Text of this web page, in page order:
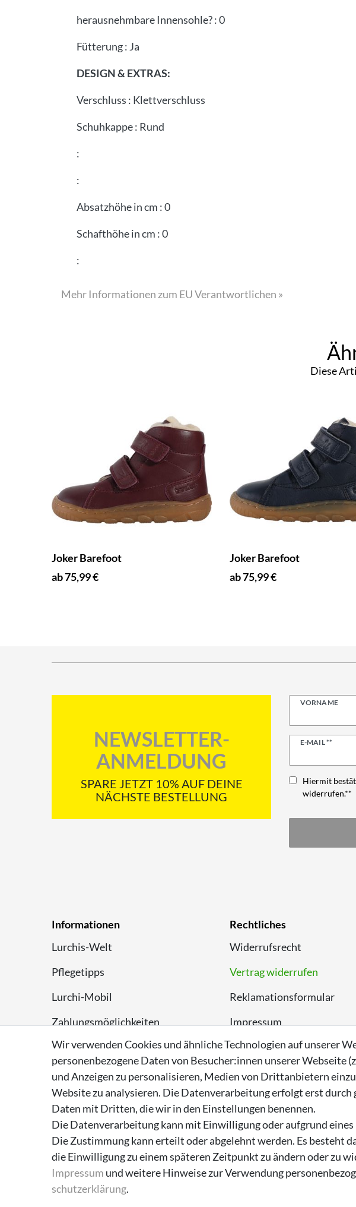
herausnehmbare Innensohle?:0
Fütterung: Ja
DESIGN & EXTRAS:
Verschluss : Klettverschluss
Schuhkappe: Rund
:
:
Absatzhöhe in cm :0
Schafthöhe in cm :0
:
Mehr Informationen zum EU Verantwortlichen »
Diese
Joker Barefoot
ab 75,99 €
Joker Barefoot
ab 75,99 €
NEWSLETTER-
ANMELDUNG
SPARE JETZT 10% AUF DEINE
NÄCHSTE BESTELLUNG
VORNAME
E-MAIL **
Newsletter
Hiermit
widerrufen.**
Informationen
Lurchis-Welt
Pflegetipps
Lurchi-Mobil
Zahlungsmöglichkeiten
Versand
Rückversand
Entsorgungshinweise
Über Supremo Shoes
Rechtliches
Widerrufsrecht
Vertrag widerrufen
Reklamationsformular
Impressum
Datenschutzerklärung
Wir verwenden Cookies und ähnliche Technologien auf unserer
personenbezogene Daten von Besucher:innen unserer Webseite
und Anzeigen zu personalisieren, Medien von Drittanbietern
Website zu analysieren. Die Datenverarbeitung erfolgt erst durch
Daten mit Dritten, die wir in den Einstellungen benennen.
Die Datenverarbeitung kann mit Einwilligung oder aufgrund
Die Zustimmung kann erteilt oder abgelehnt werden. Es besteht
die Einwilligung zu einem späteren Zeitpunkt zu ändern oder zu
Impressum und weitere Hinweise zur Verwendung
schutz­erklärung.